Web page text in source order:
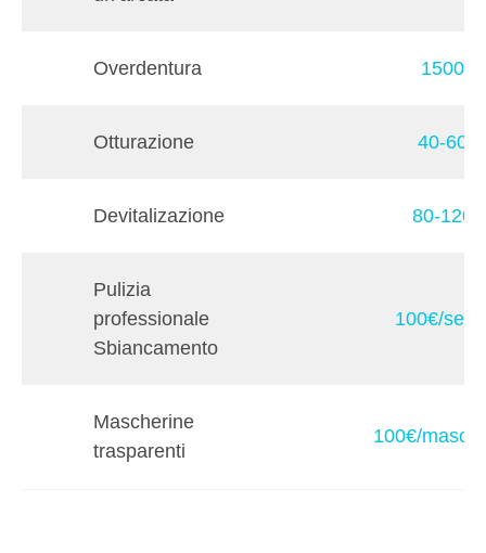
Overdentura 1500€
Otturazione 40-60€
Devitalizazione 80-120€
Pulizia
professionale
Sbiancamento
100€/
Mascherine
trasparenti
100€/